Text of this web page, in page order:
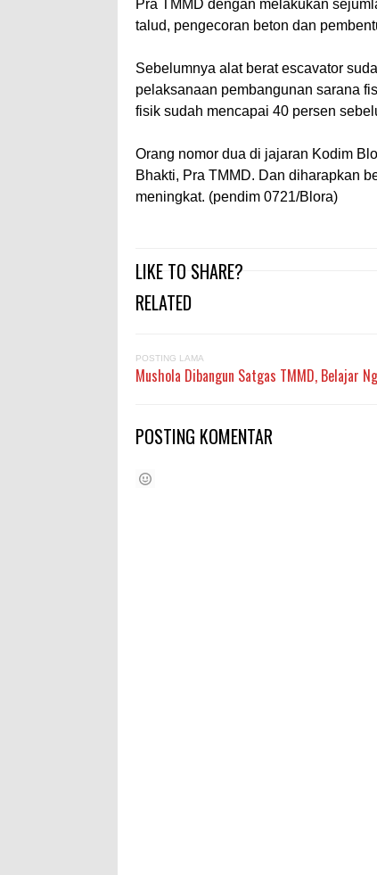
Pra TMMD dengan melakukan
talud, pengecoran beton dan
Sebelumnya alat berat escavator
pelaksanaan pembangunan sarana
fisik sudah mencapai 40 persen
Orang nomor dua di jajaran Kodim
Bhakti, Pra TMMD. Dan diharapkan
meningkat. (pendim 0721/Blora)
LIKE TO SHARE?
RELATED
POSTING LAMA
Mushola Dibangun Satgas TMMD, Belajar
POSTING KOMENTAR